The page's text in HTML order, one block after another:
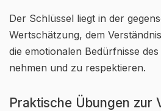
Der Schlüssel liegt in der
Wertschätzung, dem
die emotionalen Bedürfnisse
nehmen und zu respektieren.
Praktische Übungen zur